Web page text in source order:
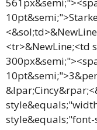
<tr>&NewLine;<td
style&equals;"font-